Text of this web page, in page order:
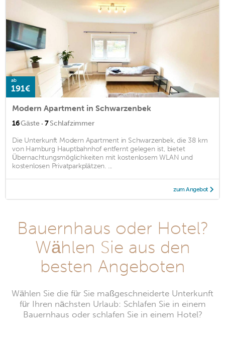
ab
191€
Modern Apartment in Schwarzenbek
16Gäste · 7Schlafzimmer
Die Unterkunft Modern Apartment in Schwarzenbek, die 38 km
von Hamburg Hauptbahnhof entfernt gelegen ist, bietet
Übernachtungsmöglichkeiten mit kostenlosem WLAN und
kostenlosen Privatparkplätzen. ...
zum Angebot
Bauernhaus oder Hotel?
Wählen Sie aus den
besten Angeboten
Wählen Sie die für Sie maßgeschneiderte Unterkunft
für Ihren nächsten Urlaub: Schlafen Sie in einem
Bauernhaus oder schlafen Sie in einem Hotel?